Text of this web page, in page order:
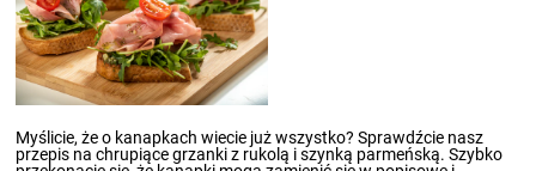
Myślicie, że o kanapkach wiecie już wszystko? Sprawdźcie nasz
przepis na chrupiące grzanki z rukolą i szynką parmeńską. Szybko